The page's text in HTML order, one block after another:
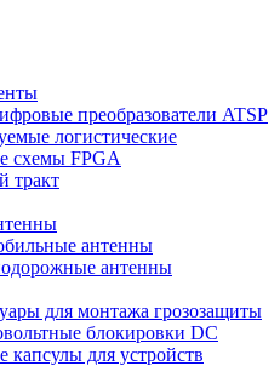
преобразователи ATSP
логистические
схемы FPGA
тракт
антенны
антенны
для монтажа грозозащиты
блокировки DC
капсулы для устройств